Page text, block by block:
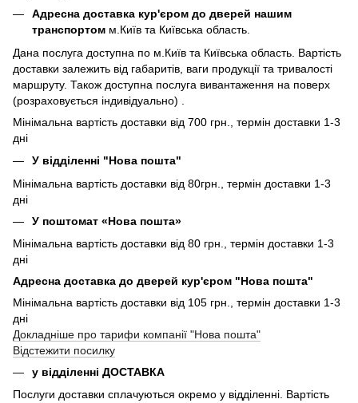
Адресна доставка кур'єром до дверей нашим
транспортом м.Київ та Київська область.
Дана послуга доступна по м.Київ та Київська область. Вартість
доставки залежить від габаритів, ваги продукції та тривалості
маршруту. Також доступна послуга вивантаження на поверх
(розраховується індивідуально) .
Мінімальна вартість доставки від 700 грн., термін доставки 1-3
дні
У відділенні "Нова пошта"
Мінімальна вартість доставки від 80грн., термін доставки 1-3
дні
У поштомат «Нова пошта»
Мінімальна вартість доставки від 80 грн., термін доставки 1-3
дні
Адресна доставка до дверей кур'єром "Нова пошта"
Мінімальна вартість доставки від 105 грн., термін доставки 1-3
дні
Докладніше про тарифи компанії "Нова пошта"
Відстежити посилку
у відділенні ДОСТАВКА
Послуги доставки сплачуються окремо у відділенні. Вартість